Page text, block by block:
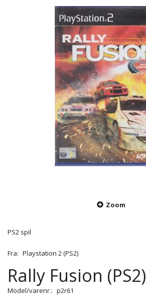
Zoom
PS2 spil
Fra: Playstation 2 (PS2)
Rally Fusion (PS2)
Model/varenr.: p2r61